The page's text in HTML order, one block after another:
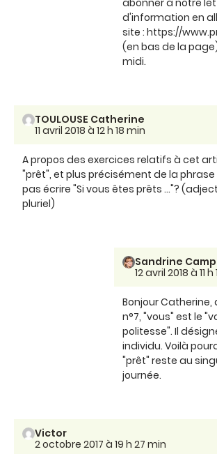
abonner à notre
d'information en
site : https://
(en bas de la
midi.
TOULOUSE Catherine
11 avril 2018 à 12 h 18 min
A propos des exercices relatifs à cet
"prêt", et plus précisément de la phrase
pas écrire "Si vous êtes prêts ..."?
pluriel)
Sandrine
12 avril 2018 à 11
Bonjour Catherine,
n°7, "vous" est le
politesse". Il
individu. Voilà
"prêt" reste au
journée.
Victor
2 octobre 2017 à 19 h 27 min